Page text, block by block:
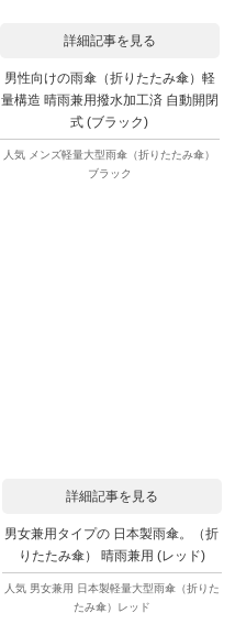
詳細記事を見る
男性向けの雨傘（折りたたみ傘）軽
量構造 晴雨兼用撥水加工済 自動開閉
式 (ブラック)
人気 メンズ軽量大型雨傘（折りたたみ傘）
ブラック
詳細記事を見る
男女兼用タイプの 日本製雨傘。（折
りたたみ傘） 晴雨兼用 (レッド)
人気 男女兼用 日本製軽量大型雨傘（折りた
たみ傘）レッド